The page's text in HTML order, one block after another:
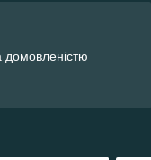
домовленістю